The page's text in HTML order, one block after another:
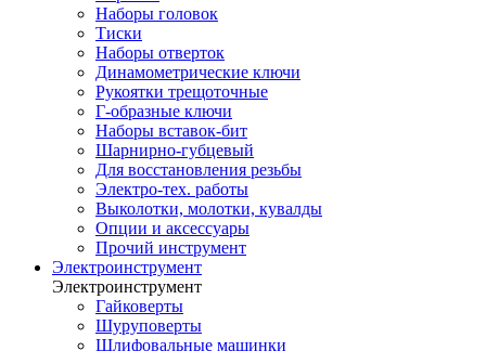
Наборы головок
Тиски
Наборы отверток
Динамометрические ключи
Рукоятки трещоточные
Г-образные ключи
Наборы вставок-бит
Шарнирно-губцевый
Для восстановления резьбы
Электро-тех. работы
Выколотки, молотки, кувалды
Опции и аксессуары
Прочий инструмент
Электроинструмент
Электроинструмент
Гайковерты
Шуруповерты
Шлифовальные машинки